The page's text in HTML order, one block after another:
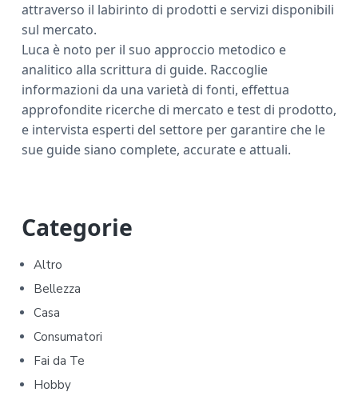
attraverso il labirinto di prodotti e servizi disponibili
sul mercato.
Luca è noto per il suo approccio metodico e
analitico alla scrittura di guide. Raccoglie
informazioni da una varietà di fonti, effettua
approfondite ricerche di mercato e test di prodotto,
e intervista esperti del settore per garantire che le
sue guide siano complete, accurate e attuali.
P
r
i
m
a
r
Categorie
Altro
Bellezza
Casa
Consumatori
Fai da Te
Hobby